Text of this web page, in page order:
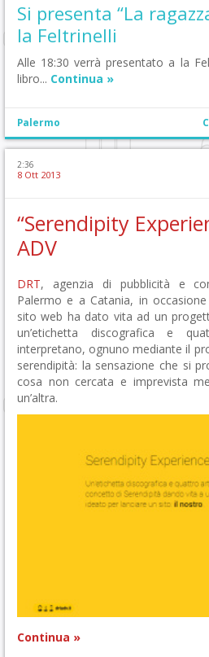
Si presenta “La
la Feltrinelli
Alle 18:30 verrà presentato a la
libro... Continua »
Palermo
2:36
8 Ott 2013
“Serendipity
ADV
DRT, agenzia di pubblicità e
Palermo e a Catania, in
sito web ha dato vita ad un
un’etichetta discografica e
interpretano, ognuno mediante il
serendipità: la sensazione che si
cosa non cercata e imprevista
un’altra.
Continua »